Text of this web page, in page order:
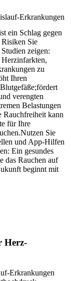
ein Schlag gegen
Sie
zeigen:
zu
Ihren
verengten
Belastungen
kann
für Ihre
Sie
und App-Hilfen
Ein gesundes
das Rauchen auf
beginnt mit
Herz-
Erkrankungen